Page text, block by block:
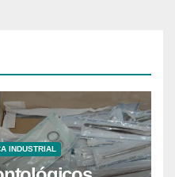
INDUSTRIAL